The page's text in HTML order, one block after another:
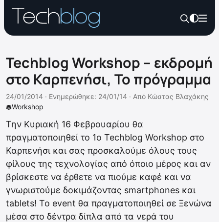
Techblog Workshop – εκδρομή
στο Καρπενήσι, Το πρόγραμμα
Workshop
24/01/2014 · Ενημερώθηκε: 24/01/14 · Από Κώστας Βλαχάκης
Την Κυριακή 16 Φεβρουαρίου θα
πραγματοποιηθεί το 1ο Techblog Workshop στο
Καρπενήσι και σας προσκαλούμε όλους τους
φίλους της τεχνολογίας από όποιο μέρος και αν
βρίσκεστε να έρθετε να πιούμε καφέ και να
γνωριστούμε δοκιμάζοντας smartphones και
tablets! To event θα πραγματοποιηθεί σε Ξενώνα
μέσα στο δέντρα δίπλα από τα νερά του